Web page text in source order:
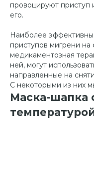
провоцируют приступ
его.
Наиболее
приступов мигрени
медикаментозная
ней, могут
направленные на
С некоторыми из них
Маска-шапка